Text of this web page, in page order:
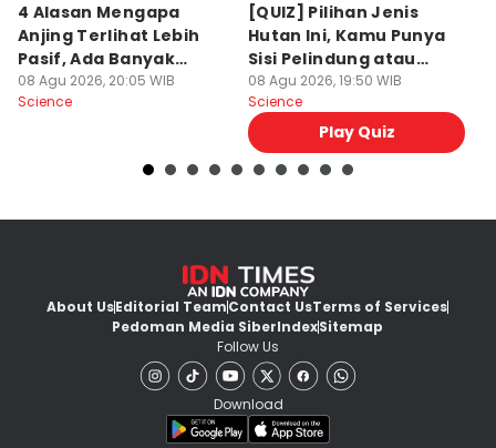
4 Alasan Mengapa
Anjing Terlihat Lebih
Pasif, Ada Banyak
Faktor!
08 Agu 2026, 20:05 WIB
Science
[QUIZ] Pilihan Jenis
Hutan Ini, Kamu Punya
Sisi Pelindung atau
Penghancur?
08 Agu 2026, 19:50 WIB
Science
Play Quiz
About UsEditorial TeamContact UsTerms of Services
Pedoman Media SiberIndexSitemap
Follow Us
Download